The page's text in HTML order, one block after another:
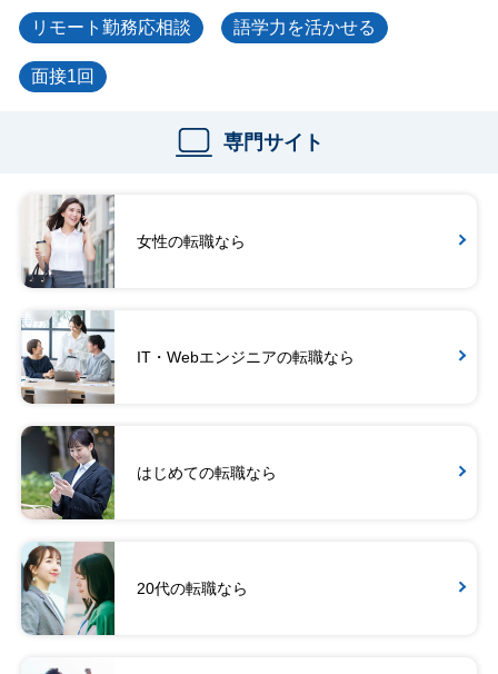
リモート勤務応相談 語学力を活かせる
面接1回
専門サイト
女性の転職なら
IT・Webエンジニアの転職なら
はじめての転職なら
20代の転職なら